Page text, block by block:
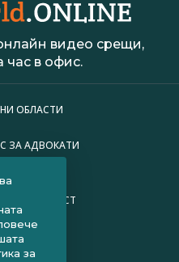
видео срещи,
час в офис.
ОБЛАСТИ
ЗА АДВОКАТИ
за